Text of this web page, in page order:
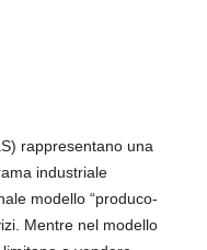
rappresentano una
industriale
modello “produco-
Mentre nel modello